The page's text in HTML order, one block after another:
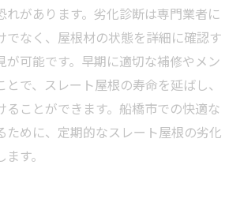
れがあります。劣化診断は専門業者に
でなく、屋根材の状態を詳細に確認す
が可能です。早期に適切な補修やメン
で、スレート屋根の寿命を延ばし、
ることができます。船橋市での快適な
ために、定期的なスレート屋根の劣化
す。